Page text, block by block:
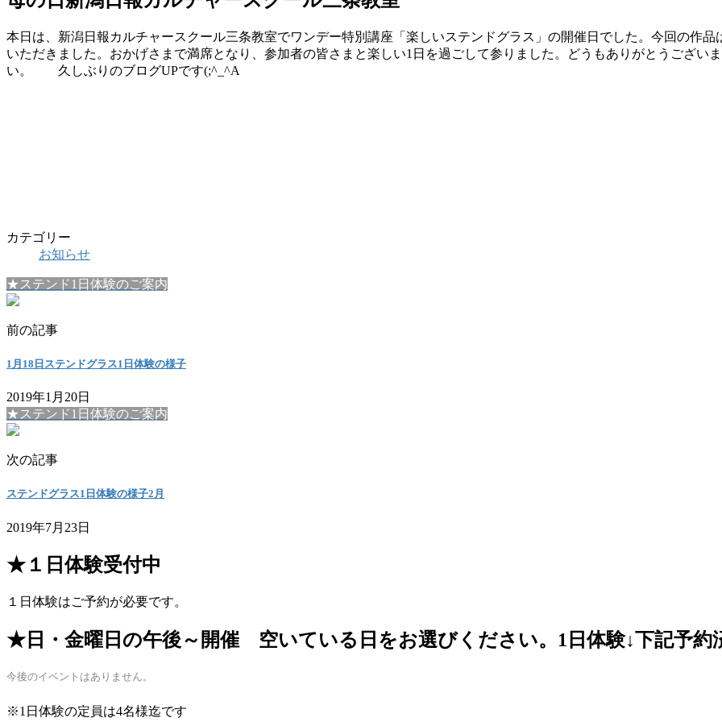
本日は、新潟日報カルチャースクール三条教室でワンデー特別講座「楽しいステンドグラス」の開催日でした。今回の作
いただきました。おかげさまで満席となり、参加者の皆さまと楽しい1日を過ごして参りました。どうもありがとうござい
い。 久しぶりのブログUPです(;^_^A
カテゴリー
お知らせ
★ステンド1日体験のご案内
前の記事
1月18日ステンドグラス1日体験の様子
2019年1月20日
★ステンド1日体験のご案内
次の記事
ステンドグラス1日体験の様子2月
2019年7月23日
★１日体験受付中
１日体験はご予約が必要です。
★日・金曜日の午後～開催 空いている日をお選びください。1日体験↓下記予約
今後のイベントはありません。
※1日体験の定員は4名様迄です